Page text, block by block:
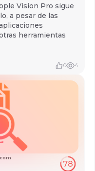
Vision Pro sigue
a pesar de las
herramientas
0 4
78